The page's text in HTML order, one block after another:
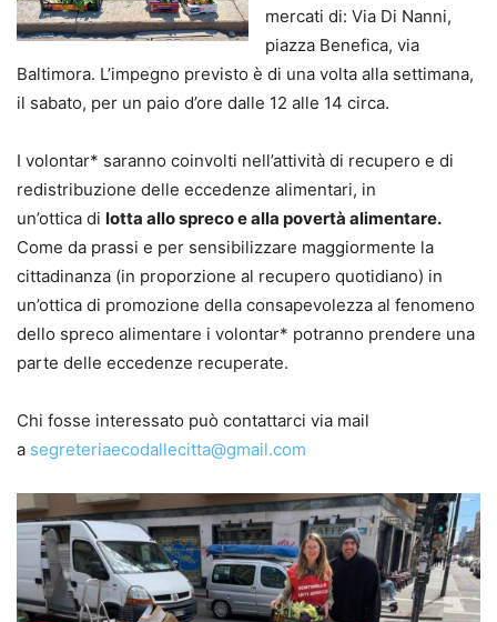
mercati di: Via Di Nanni,
piazza Benefica, via
Baltimora. L’impegno previsto è di una volta alla settimana,
il sabato, per un paio d’ore dalle 12 alle 14 circa.
I volontar* saranno coinvolti nell’attività di recupero e di
redistribuzione delle eccedenze alimentari, in
un’ottica di lotta allo spreco e alla povertà alimentare.
Come da prassi e per sensibilizzare maggiormente la
cittadinanza (in proporzione al recupero quotidiano) in
un’ottica di promozione della consapevolezza al fenomeno
dello spreco alimentare i volontar* potranno prendere una
parte delle eccedenze recuperate.
Chi fosse interessato può contattarci via mail
a segreteriaecodallecitta@gmail.com